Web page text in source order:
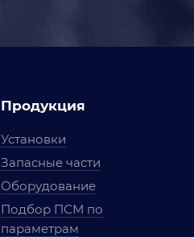
Продукция
Установки
Запасные части
Оборудование
Подбор ПСМ по
параметрам